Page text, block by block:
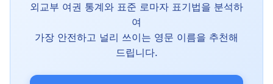
외교부 여권 통계와 표준 로마자 표기법을 분석하
여
가장 안전하고 널리 쓰이는 영문 이름을 추천해
드립니다.